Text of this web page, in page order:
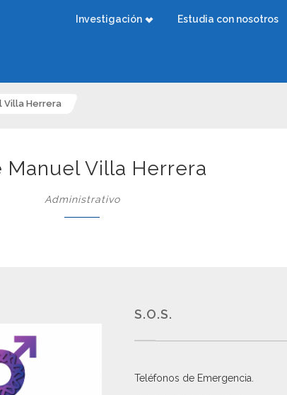
Investigación Estudia con nosotros
Villa Herrera
Manuel Villa Herrera
Administrativo
S.O.S.
Teléfonos de Emergencia.